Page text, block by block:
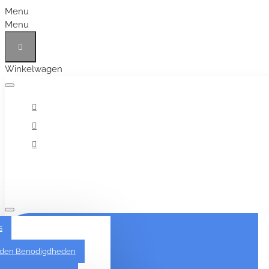
Menu
Menu
Winkelwagen
Alles
Benodigdheden